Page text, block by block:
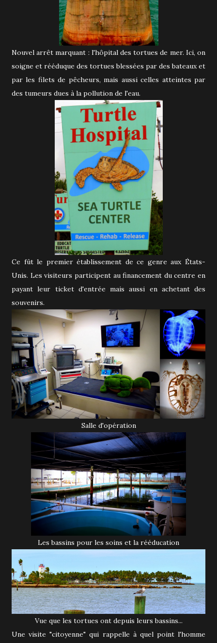
Nouvel arrêt marquant : l'hôpital des tortues de mer. Ici, on
soigne et rééduque des tortues blessées par des bateaux et
par les filets de pêcheurs, mais aussi celles atteintes par
des tumeurs dues à la pollution de l'eau.
Ce fût le premier établissement de ce genre aux États-
Unis. Les visiteurs participent au financement du centre en
payant leur ticket d'entrée mais aussi en achetant des
souvenirs.
Salle d'opération
Les bassins pour les soins et la rééducation
Vue que les tortues ont depuis leurs bassins...
Une visite "citoyenne" qui rappelle à quel point l'homme